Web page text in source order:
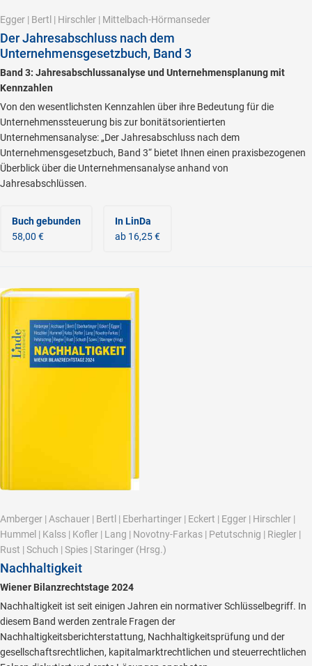
Egger | Bertl | Hirschler | Mittelbach-Hörmanseder
Der Jahresabschluss nach dem
Unternehmensgesetzbuch, Band 3
Band 3: Jahresabschlussanalyse und Unternehmensplanung mit
Kennzahlen
Von den wesentlichsten Kennzahlen über ihre Bedeutung für die
Unternehmenssteuerung bis zur bonitätsorientierten
Unternehmensanalyse: „Der Jahresabschluss nach dem
Unternehmensgesetzbuch, Band 3“ bietet Ihnen einen praxisbezogenen
Überblick über die Unternehmensanalyse anhand von
Jahresabschlüssen.
Buch gebunden
58,00 €
In LinDa
ab 16,25 €
Amberger | Aschauer | Bertl | Eberhartinger | Eckert | Egger | Hirschler |
Hummel | Kalss | Kofler | Lang | Novotny-Farkas | Petutschnig | Riegler |
Rust | Schuch | Spies | Staringer (Hrsg.)
Nachhaltigkeit
Wiener Bilanzrechtstage 2024
Nachhaltigkeit ist seit einigen Jahren ein normativer Schlüsselbegriff. In
diesem Band werden zentrale Fragen der
Nachhaltigkeitsberichterstattung, Nachhaltigkeitsprüfung und der
gesellschaftsrechtlichen, kapitalmarktrechtlichen und steuerrechtlichen